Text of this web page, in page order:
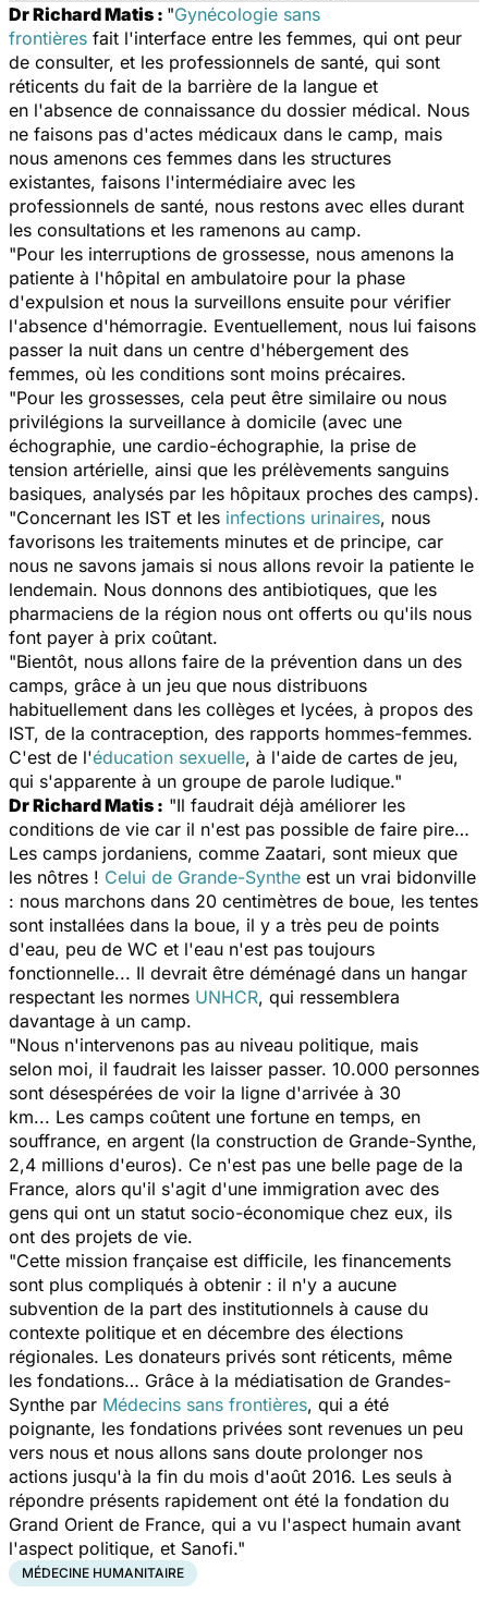
DrRichard Matis : "Gynécologie sans
frontières fait l'interface entre les femmes, qui ont peur
de consulter, et les professionnels de santé, qui sont
réticents du fait de la barrière de la langue et
en l'absence de connaissance du dossier médical. Nous
ne faisons pas d'actes médicaux dans le camp, mais
nous amenons ces femmes dans les structures
existantes, faisons l'intermédiaire avec les
professionnels de santé, nous restons avec elles durant
les consultations et les ramenons au camp.
"Pour les interruptions de grossesse, nous amenons la
patiente à l'hôpital en ambulatoire pour la phase
d'expulsion et nous la surveillons ensuite pour vérifier
l'absence d'hémorragie. Eventuellement, nous lui faisons
passer la nuit dans un centre d'hébergement des
femmes, où les conditions sont moins précaires.
"Pour les grossesses, cela peut être similaire ou nous
privilégions la surveillance à domicile (avec une
échographie, une cardio-échographie, la prise de
tension artérielle, ainsi que les prélèvements sanguins
basiques, analysés par les hôpitaux proches des camps).
"Concernant les IST et les infections urinaires, nous
favorisons les traitements minutes et de principe, car
nous ne savons jamais si nous allons revoir la patiente le
lendemain. Nous donnons des antibiotiques, que les
pharmaciens de la région nous ont offerts ou qu'ils nous
font payer à prix coûtant.
"Bientôt, nous allons faire de la prévention dans un des
camps, grâce à un jeu que nous distribuons
habituellement dans les collèges et lycées, à propos des
IST, de la contraception, des rapports hommes-femmes.
C'est de l'éducation sexuelle, à l'aide de cartes de jeu,
qui s'apparente à un groupe de parole ludique."
DrRichard Matis : "Il faudrait déjà améliorer les
conditions de vie car il n'est pas possible de faire pire…
Les camps jordaniens, comme Zaatari, sont mieux que
les nôtres ! Celui de Grande-Synthe est un vrai bidonville
: nous marchons dans 20 centimètres de boue, les tentes
sont installées dans la boue, il y a très peu de points
d'eau, peu de WC et l'eau n'est pas toujours
fonctionnelle... Il devrait être déménagé dans un hangar
respectant les normes UNHCR, qui ressemblera
davantage à un camp.
"Nous n'intervenons pas au niveau politique, mais
selon moi, il faudrait les laisser passer. 10.000 personnes
sont désespérées de voir la ligne d'arrivée à 30
km... Les camps coûtent une fortune en temps, en
souffrance, en argent (la construction de Grande-Synthe,
2,4 millions d'euros). Ce n'est pas une belle page de la
France, alors qu'il s'agit d'une immigration avec des
gens qui ont un statut socio-économique chez eux, ils
ont des projets de vie.
"Cette mission française est difficile, les financements
sont plus compliqués à obtenir : il n'y a aucune
subvention de la part des institutionnels à cause du
contexte politique et en décembre des élections
régionales. Les donateurs privés sont réticents, même
les fondations… Grâce à la médiatisation de Grandes-
Synthe par Médecins sans frontières, qui a été
poignante, les fondations privées sont revenues un peu
vers nous et nous allons sans doute prolonger nos
actions jusqu'à la fin du mois d'août 2016. Les seuls à
répondre présents rapidement ont été la fondation du
Grand Orient de France, qui a vu l'aspect humain avant
l'aspect politique, et Sanofi."
MÉDECINE HUMANITAIRE